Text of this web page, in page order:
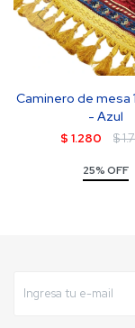
Caminero de mesa
- Azul
$ 1.280 $
25% OFF